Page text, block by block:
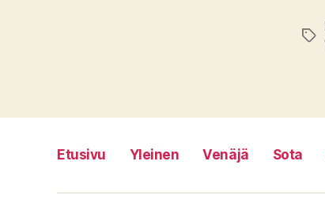
Etusivu Yleinen Venäjä Sota